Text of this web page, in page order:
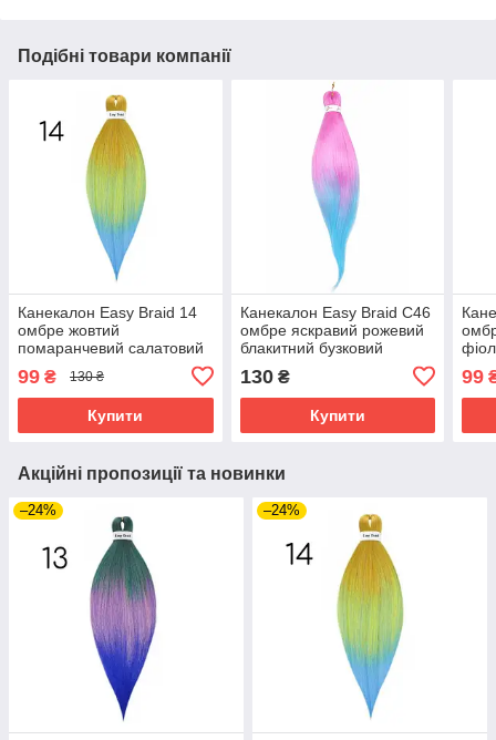
Подібні товари компанії
Канекалон Easy Braid 14
омбре жовтий
помаранчевий салатовий
99 ₴ 130 ₴
Купити
Канекалон Easy Braid С46
омбре яскравий рожевий
блакитний бузковий
130₴
Купити
99
Акційні пропозиції та новинки
–24% –24%